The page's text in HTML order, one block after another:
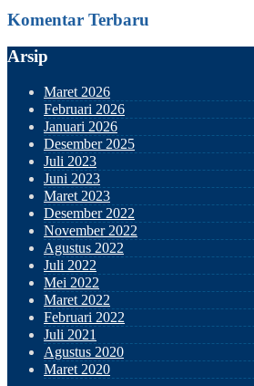
Komentar Terbaru
Arsip
Maret 2026
Februari 2026
Januari 2026
Desember 2025
Juli 2023
Juni 2023
Maret 2023
Desember 2022
November 2022
Agustus 2022
Juli 2022
Mei 2022
Maret 2022
Februari 2022
Juli 2021
Agustus 2020
Maret 2020